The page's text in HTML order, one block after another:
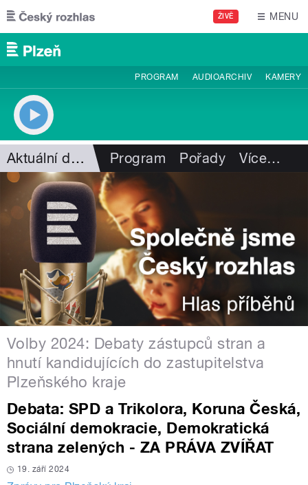
Přejít k hlavnímu obsahu
ŽIVĚ MENU
PROGRAM AUDIOARCHIV KAMERY
Aktuální dění Program Pořady Více…
Volby 2024: Debaty zástupců stran a
hnutí kandidujících do zastupitelstva
Plzeňského kraje
Debata: SPD a Trikolora, Koruna Česká,
Sociální demokracie, Demokratická
strana zelených - ZA PRÁVA ZVÍŘAT
19. září 2024